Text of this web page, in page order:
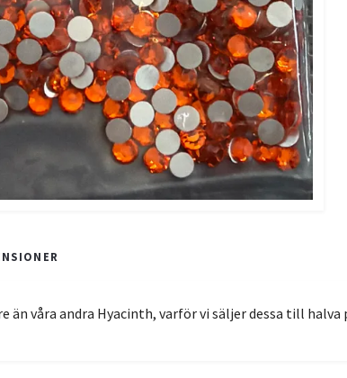
än våra andra Hyacinth, varför vi säljer dessa till halva